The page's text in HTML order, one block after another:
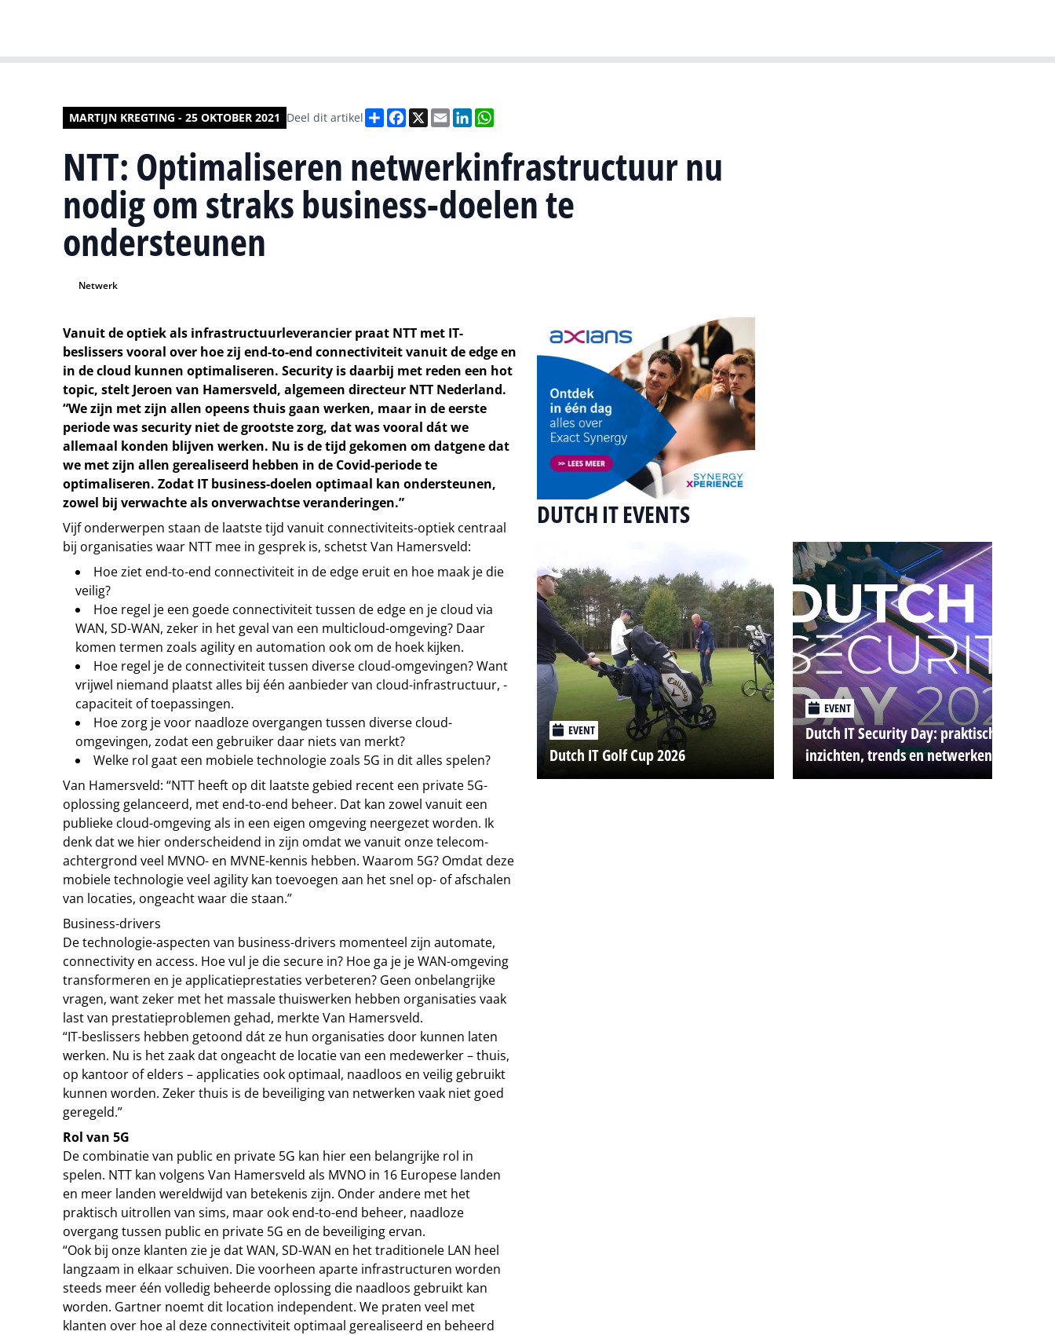
MARTIJN KREGTING - 25 OKTOBER 2021 Deel dit artikel DeelFacebook
X EmailLinkedIn
NTT: Optimaliseren netwerkinfrastructuur nu
nodig om straks business-doelen te
ondersteunen
Netwerk
Vanuit de optiek als infrastructuurleverancier praat NTT met IT-
beslissers vooral over hoe zij end-to-end connectiviteit vanuit de edge en
in de cloud kunnen optimaliseren. Security is daarbij met reden een hot
topic, stelt Jeroen van Hamersveld, algemeen directeur NTT Nederland.
“We zijn met zijn allen opeens thuis gaan werken, maar in de eerste
periode was security niet de grootste zorg, dat was vooral dát we
allemaal konden blijven werken. Nu is de tijd gekomen om datgene dat
we met zijn allen gerealiseerd hebben in de Covid-periode te
optimaliseren. Zodat IT business-doelen optimaal kan ondersteunen,
zowel bij verwachte als onverwachtse veranderingen.”
Vijf onderwerpen staan de laatste tijd vanuit connectiviteits-optiek centraal
bij organisaties waar NTT mee in gesprek is, schetst Van Hamersveld:
Hoe ziet end-to-end connectiviteit in de edge eruit en hoe maak je die
veilig?
Hoe regel je een goede connectiviteit tussen de edge en je cloud via
WAN, SD-WAN, zeker in het geval van een multicloud-omgeving? Daar
komen termen zoals agility en automation ook om de hoek kijken.
Hoe regel je de connectiviteit tussen diverse cloud-omgevingen? Want
vrijwel niemand plaatst alles bij één aanbieder van cloud-infrastructuur, -
capaciteit of toepassingen.
Hoe zorg je voor naadloze overgangen tussen diverse cloud-
omgevingen, zodat een gebruiker daar niets van merkt?
Welke rol gaat een mobiele technologie zoals 5G in dit alles spelen?
Van Hamersveld: “NTT heeft op dit laatste gebied recent een private 5G-
oplossing gelanceerd, met end-to-end beheer. Dat kan zowel vanuit een
publieke cloud-omgeving als in een eigen omgeving neergezet worden. Ik
denk dat we hier onderscheidend in zijn omdat we vanuit onze telecom-
achtergrond veel MVNO- en MVNE-kennis hebben. Waarom 5G? Omdat deze
mobiele technologie veel agility kan toevoegen aan het snel op- of afschalen
van locaties, ongeacht waar die staan.”
Business-drivers
De technologie-aspecten van business-drivers momenteel zijn automate,
connectivity en access. Hoe vul je die secure in? Hoe ga je je WAN-omgeving
transformeren en je applicatieprestaties verbeteren? Geen onbelangrijke
vragen, want zeker met het massale thuiswerken hebben organisaties vaak
last van prestatieproblemen gehad, merkte Van Hamersveld.
“IT-beslissers hebben getoond dát ze hun organisaties door kunnen laten
werken. Nu is het zaak dat ongeacht de locatie van een medewerker – thuis,
op kantoor of elders – applicaties ook optimaal, naadloos en veilig gebruikt
kunnen worden. Zeker thuis is de beveiliging van netwerken vaak niet goed
geregeld.”
Rol van 5G
De combinatie van public en private 5G kan hier een belangrijke rol in
spelen. NTT kan volgens Van Hamersveld als MVNO in 16 Europese landen
en meer landen wereldwijd van betekenis zijn. Onder andere met het
praktisch uitrollen van sims, maar ook end-to-end beheer, naadloze
overgang tussen public en private 5G en de beveiliging ervan.
“Ook bij onze klanten zie je dat WAN, SD-WAN en het traditionele LAN heel
langzaam in elkaar schuiven. Die voorheen aparte infrastructuren worden
steeds meer één volledig beheerde oplossing die naadloos gebruikt kan
worden. Gartner noemt dit location independent. We praten veel met
klanten over hoe al deze connectiviteit optimaal gerealiseerd en beheerd
DUTCH IT EVENTS
EVENT
Dutch IT Golf Cup 2026
EVENT
Dutch IT Security Day: praktische
inzichten, trends en netwerken